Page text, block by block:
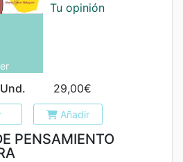
Tu opinión
29,00€
Añadir
PENSAMIENTO